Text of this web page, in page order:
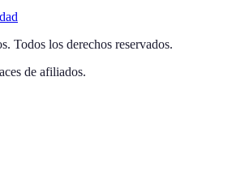
. Todos los derechos reservados.
de afiliados.